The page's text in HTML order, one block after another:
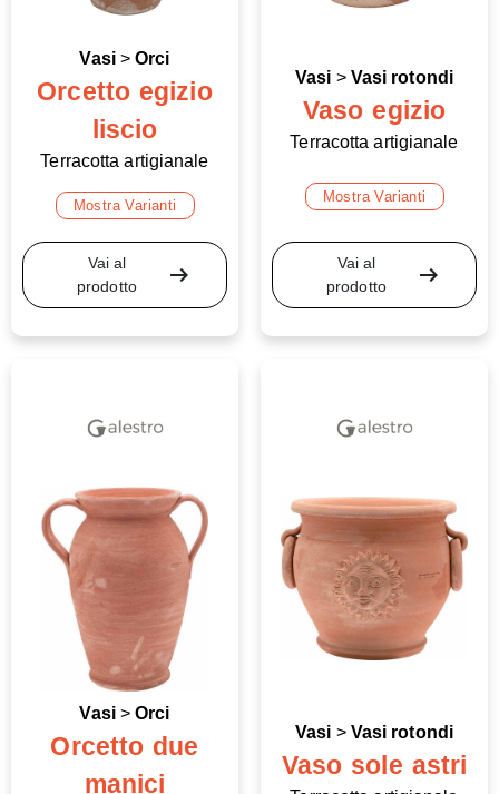
Vasi>Orci
Orcetto egizio
liscio
Terracotta artigianale
Mostra Varianti
Vai al
prodotto
arrow_right_alt
Vasi > Vasi rotondi
Vaso egizio
Terracotta artigianale
Mostra Varianti
Vai al
prodotto
arrow_right_alt
Vasi>Orci
Orcetto due
manici
Vasi > Vasi rotondi
Vaso sole astri